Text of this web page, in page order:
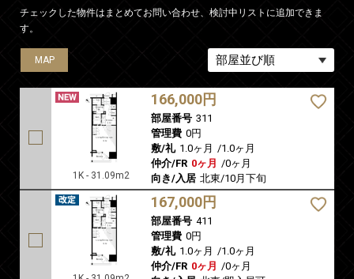
チェックした物件はまとめてお問い合わせ、検討中リストに追加できま
す。
MAP
1K - 31.09m2
166,000円
部屋番号 311
管理費 0円
敷/礼 1.0ヶ月 /1.0ヶ月
仲介/FR 0ヶ月 /0ヶ月
向き/入居 北東/10月下旬
MAP
167,000円
部屋番号 411
管理費 0円
敷/礼 1.0ヶ月 /1.0ヶ月
仲介/FR 0ヶ月 /0ヶ月
MAP
MAP
MAP